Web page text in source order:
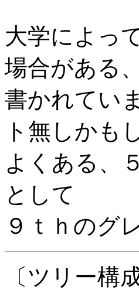
大学によっ
場合がある
書かれてい
ト無しかも
よくある、
として
９ｔｈのグ
〔ツリー構成